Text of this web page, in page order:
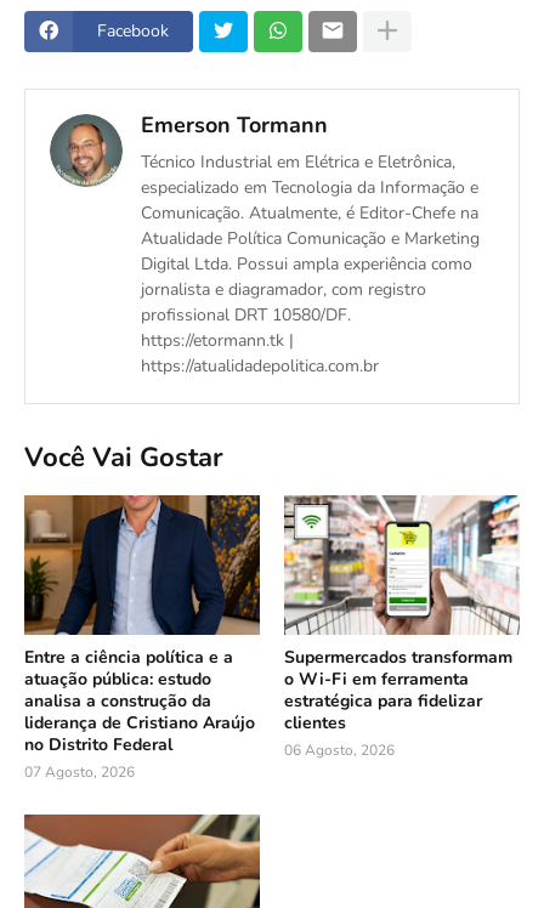
Facebook
Emerson Tormann
Técnico Industrial em Elétrica e Eletrônica,
especializado em Tecnologia da Informação e
Comunicação. Atualmente, é Editor-Chefe na
Atualidade Política Comunicação e Marketing
Digital Ltda. Possui ampla experiência como
jornalista e diagramador, com registro
profissional DRT 10580/DF.
https://etormann.tk |
https://atualidadepolitica.com.br
Você Vai Gostar
Entre a ciência política e a
atuação pública: estudo
analisa a construção da
liderança de Cristiano Araújo
no Distrito Federal
07 Agosto, 2026
Supermercados transformam
o Wi-Fi em ferramenta
estratégica para fidelizar
clientes
06 Agosto, 2026